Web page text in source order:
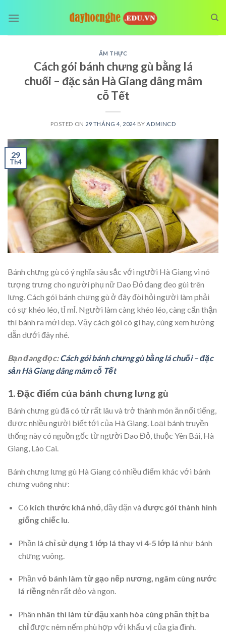
ẨM THỰC
Cách gói bánh chưng gù bằng lá
chuối – đặc sản Hà Giang dâng mâm
cỗ Tết
POSTED ON 29 THÁNG 4, 2024 BY ADMINCD
29
Th4
Bánh chưng gù có ý nghĩa sâu sắc với người Hà Giang vì nó
tượng trưng cho người phụ nữ Dao Đỏ đang đeo gùi trên
lưng. Cách gói bánh chưng gù ở đây đòi hỏi người làm phải
có sự khéo léo, tỉ mỉ. Người làm càng khéo léo, càng cẩn thận
thì bánh ra mới đẹp. Vậy cách gói có gì hay, cùng xem hướng
dẫn dưới đây nhé.
Bạn đang đọc:Cách gói bánh chưng gù bằng lá chuối – đặc
sản Hà Giang dâng mâm cỗ Tết
1. Đặc điểm của bánh chưng lưng gù
Bánh chưng gù đã có từ rất lâu và trở thành món ăn nổi tiếng,
được nhiều người biết tới của Hà Giang. Loại bánh truyền
thống này có nguồn gốc từ người Dao Đỏ, thuộc Yên Bái, Hà
Giang, Lào Cai.
Bánh chưng lưng gù Hà Giang có nhiều điểm khác với bánh
chưng vuông như:
Có kích thước khá nhỏ , đầy đặn và được gói thành hình
giống chiếc lu
Phần lá chỉ sử dụng 1 lớp lá thay vì 4-5 lớp lá như bánh
chưng vuông.
Phần vỏ bánh làm từ gạo nếp nương, ngâm cùng nước
lá riềngnên rất dẻo và ngon.
Phân nhân thì làm từ đậu xanh hòa cùng phần thịt ba
chỉđược nêm nếm phù hợp với khẩu vị của gia đình.